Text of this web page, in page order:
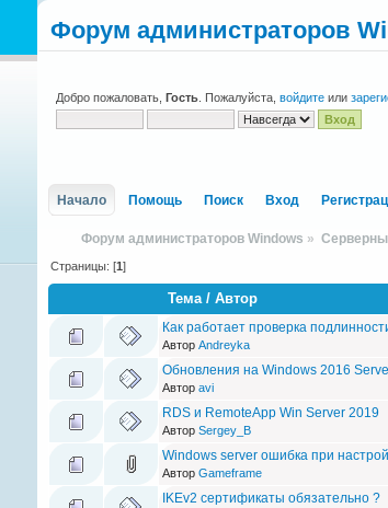
Форум администраторов
Добро пожаловать, Гость. Пожалуйста, войдитеили
Начало Помощь Поиск Вход
Форум администраторов Windows »
Страницы: [1 ]
Тема/ Автор
Как работает проверка
Автор Andreyka
Обновления на Windows 2016
Автор avi
RDS и RemoteApp Win Server 2019
Автор Sergey_B
Windows server ошибка при
Автор Gameframe
IKEv2 сертификаты обязательно ?